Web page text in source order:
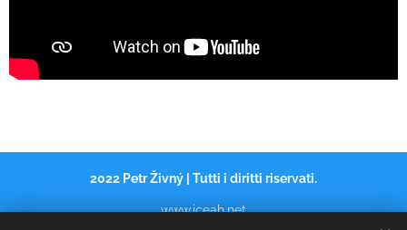
2022 Petr Živný | Tutti i diritti riservati.
www.iceah.net